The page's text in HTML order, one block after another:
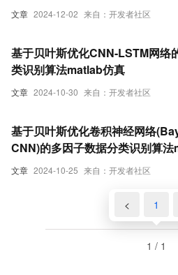
文章 2024-12-02 来自：开发者社区
文章 2024-10-30 来自：开发者社区
基于贝叶斯优化CNN-LSTM网络
类识别算法matlab仿真
文章 2024-10-25 来自：开发者社区
基于贝叶斯优化卷积神经网络
CNN)的多因子数据分类识别算
真
< 1
1 / 1